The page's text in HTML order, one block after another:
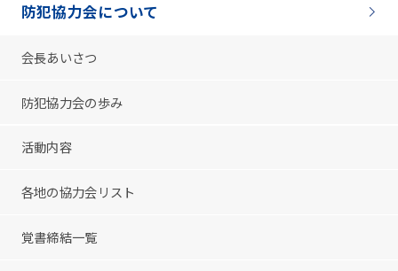
防犯協力会について
会長あいさつ
防犯協力会の歩み
活動内容
各地の協力会リスト
覚書締結一覧